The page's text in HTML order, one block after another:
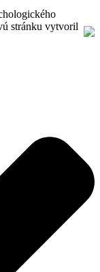
stránku vytvoril